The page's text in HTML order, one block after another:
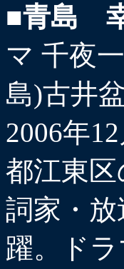
■青島
マ 千夜
島)古井
2006年
都江東
詞家・
躍。ド